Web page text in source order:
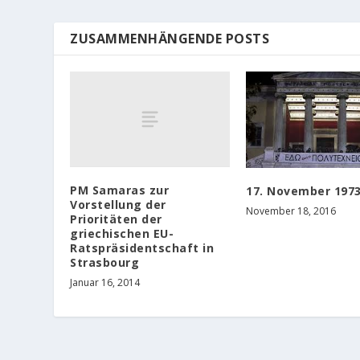
ZUSAMMENHÄNGENDE POSTS
PM Samaras zur
Vorstellung der
Prioritäten der
griechischen EU-
Ratspräsidentschaft in
Strasbourg
Januar 16, 2014
17. November
November 18, 2016